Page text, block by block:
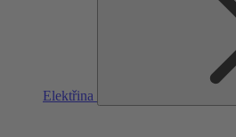
Elektřina